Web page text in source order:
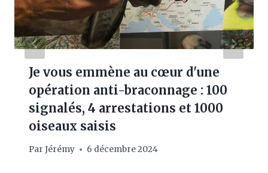
Je vous emmène au cœur d'une
opération anti-braconnage : 100
signalés, 4 arrestations et 1000
oiseaux saisis
Par Jérémy 6 décembre 2024